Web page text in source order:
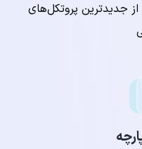
جدیدترین پروتکل‌های